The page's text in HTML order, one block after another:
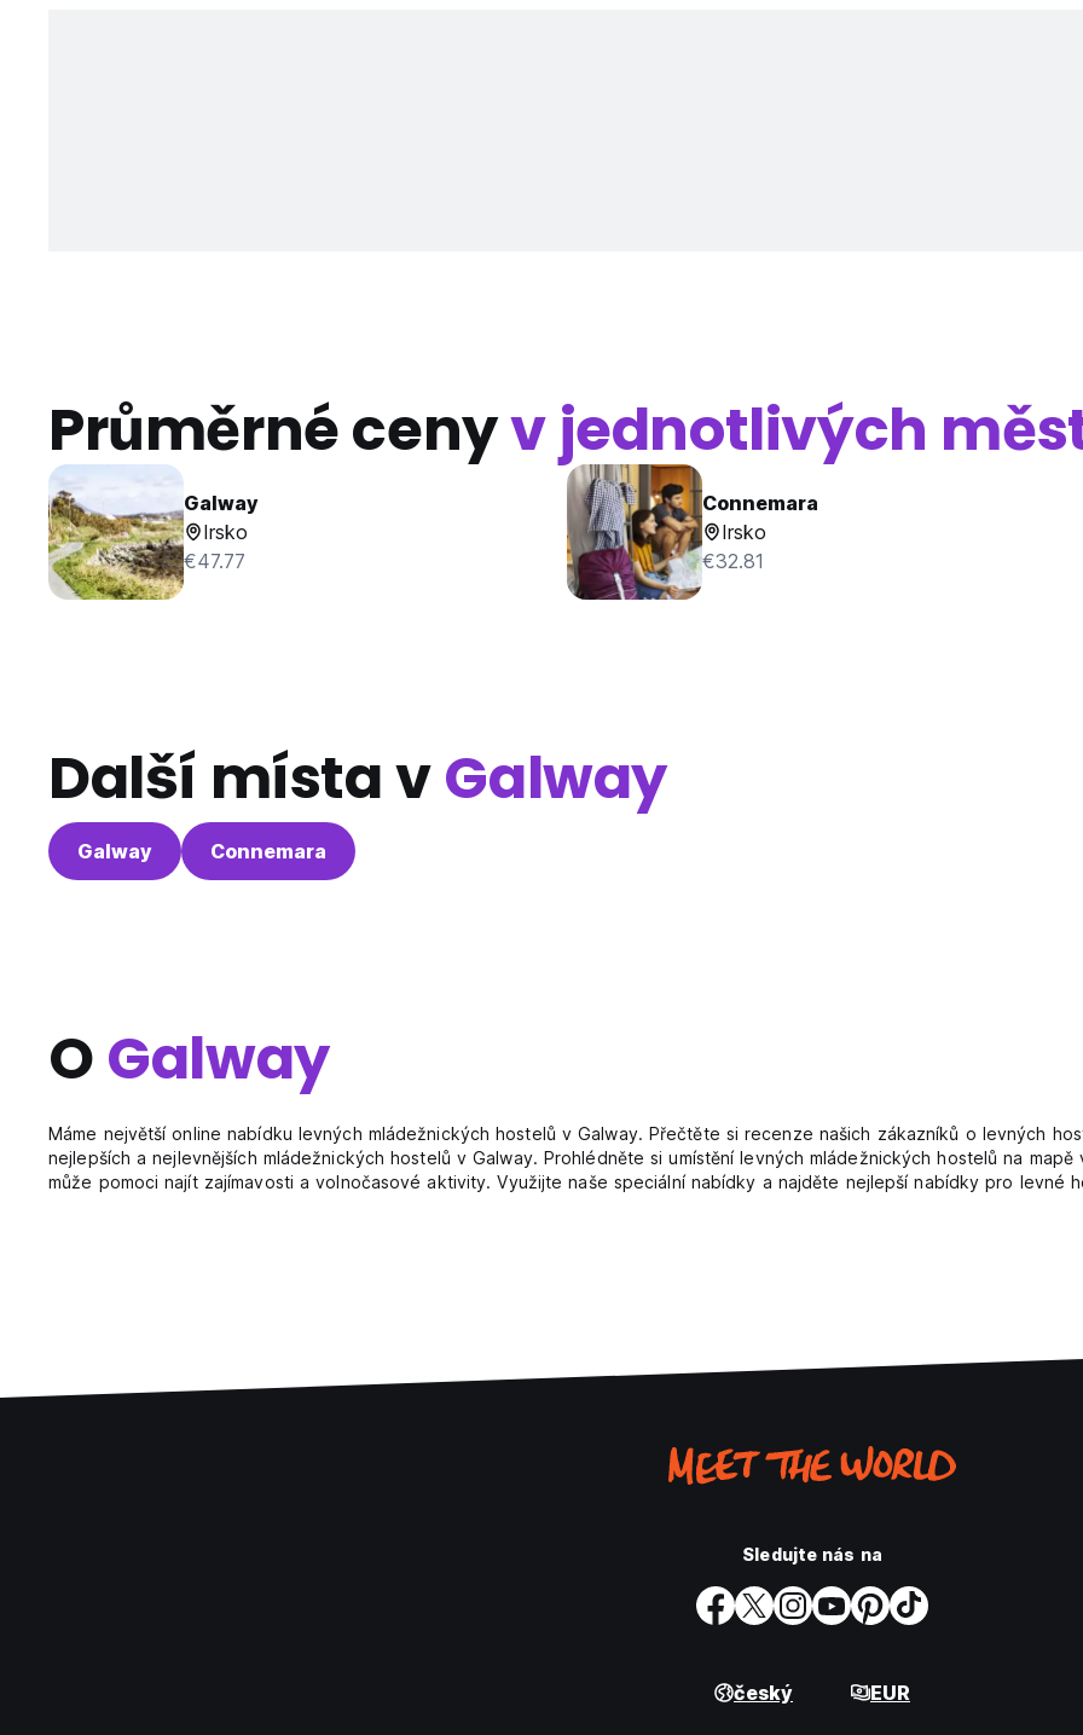
Průměrné cenyv jednotlivých
Galway
Irsko
€47.77
Connemara
Irsko
€32.81
Další místa vGalway
Galway Connemara
OGalway
Máme největší online nabídku levných mládežnických hostelů v Galway. Přečtěte si recenze našich zákazníků o levných
nejlepších a nejlevnějších mládežnických hostelů v Galway. Prohlédněte si umístění levných mládežnických hostelů na
může pomoci najít zajímavosti a volnočasové aktivity. Využijte naše speciální nabídky a najděte nejlepší nabídky pro levné
Sledujte nás na
český EUR